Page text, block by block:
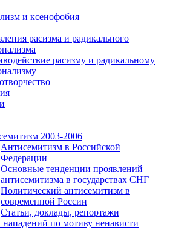
и ксенофобия
расизма и радикального
расизму и радикальному
2003-2006
Антисемитизм в Российской
Федерации
Основные тенденции проявлений
антисемитизма в государствах СНГ
Политический антисемитизм в
современной России
Статьи, доклады, репортажи
нападений по мотиву ненависти